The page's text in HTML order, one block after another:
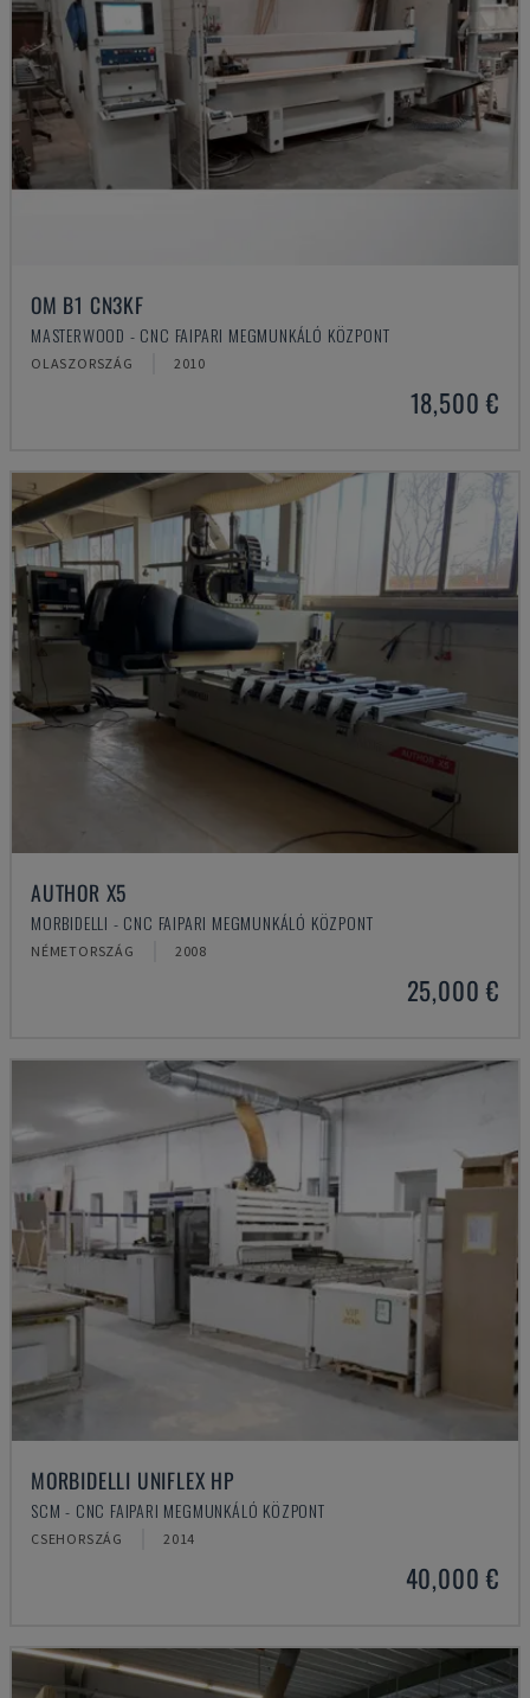
OM B1 CN3KF
MASTERWOOD - CNC FAIPARI MEGMUNKÁLÓ KÖZPONT
OLASZORSZÁG 2010
18,500 €
AUTHOR X5
MORBIDELLI - CNC FAIPARI MEGMUNKÁLÓ KÖZPONT
NÉMETORSZÁG 2008
25,000 €
MORBIDELLI UNIFLEX HP
SCM - CNC FAIPARI MEGMUNKÁLÓ KÖZPONT
CSEHORSZÁG 2014
40,000 €